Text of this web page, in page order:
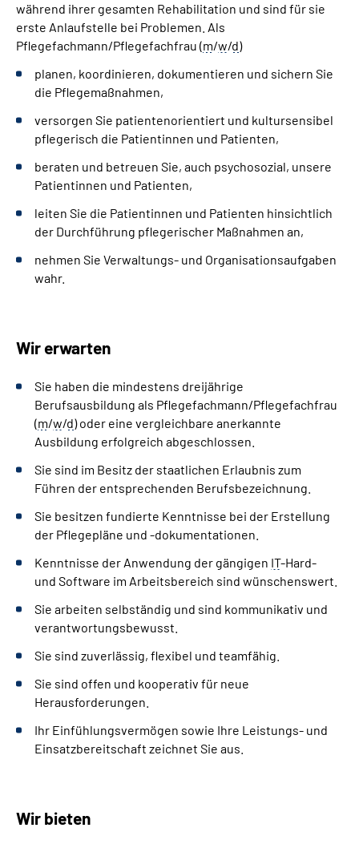
während ihrer gesamten Rehabilitation und sind für sie
erste Anlaufstelle bei Problemen. Als
Pflegefachmann/Pflegefachfrau (m/w/d)
planen, koordinieren, dokumentieren und sichern Sie
die Pflegemaßnahmen,
versorgen Sie patientenorientiert und kultursensibel
pflegerisch die Patientinnen und Patienten,
beraten und betreuen Sie, auch psychosozial, unsere
Patientinnen und Patienten,
leiten Sie die Patientinnen und Patienten hinsichtlich
der Durchführung pflegerischer Maßnahmen an,
nehmen Sie Verwaltungs- und Organisationsaufgaben
wahr.
Wir erwarten
Sie haben die mindestens dreijährige
Berufsausbildung als Pflegefachmann/Pflegefachfrau
(m/w/d) oder eine vergleichbare anerkannte
Ausbildung erfolgreich abgeschlossen.
Sie sind im Besitz der staatlichen Erlaubnis zum
Führen der entsprechenden Berufsbezeichnung.
Sie besitzen fundierte Kenntnisse bei der Erstellung
der Pflegepläne und -dokumentationen.
Kenntnisse der Anwendung der gängigen IT-Hard-
und Software im Arbeitsbereich sind wünschenswert.
Sie arbeiten selbständig und sind kommunikativ und
verantwortungsbewusst.
Sie sind zuverlässig, flexibel und teamfähig.
Sie sind offen und kooperativ für neue
Herausforderungen.
Ihr Einfühlungsvermögen sowie Ihre Leistungs- und
Einsatzbereitschaft zeichnet Sie aus.
Wir bieten